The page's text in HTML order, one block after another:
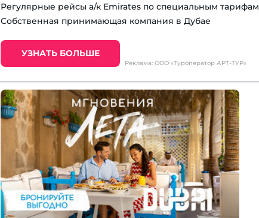
Регулярные рейсы а/к Emirates по специальным тарифам
Собственная принимающая компания в Дубае
УЗНАТЬ БОЛЬШЕ
Реклама: ООО «Туроператор АРТ-ТУР»